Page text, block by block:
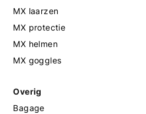
MX laarzen
MX protectie
MX helmen
MX goggles
Overig
Bagage